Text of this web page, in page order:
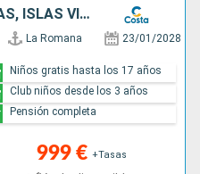
REP. DOMINICANA, ANTILLAS, ISLAS VÍRGENES
La Romana 23/01/2028
999 € +Tasas
Niños gratis hasta los 17 años
Club niños desde los 3 años
Pensión completa